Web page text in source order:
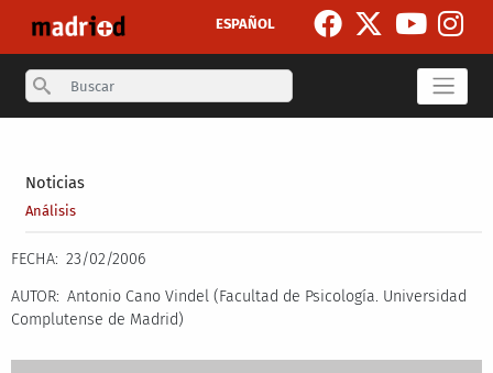
ESPAÑOL
Search
Noticias
Análisis
FECHA
23/02/2006
AUTOR
Antonio Cano Vindel (Facultad de Psicología. Universidad
Complutense de Madrid)